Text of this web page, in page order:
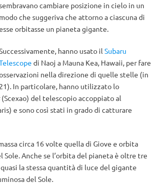
cambiare posizione in cielo in un
modo che suggeriva che attorno a ciascuna di
orbitasse un pianeta gigante.
hanno usato il Subaru
di Naoj a Mauna Kea, Hawaii, per fare
nella direzione di quelle stelle (in
In particolare, hanno utilizzato lo
(Scexao) del telescopio accoppiato al
e sono così stati in grado di catturare
circa 16 volte quella di Giove e orbita
Anche se l’orbita del pianeta è oltre tre
la stessa quantità di luce del gigante
del Sole.